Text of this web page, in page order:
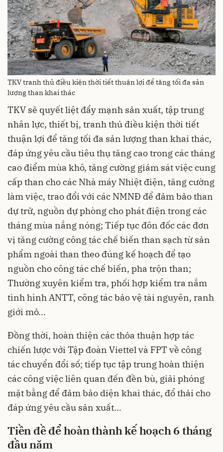
TKV tranh thủ điều kiện thời tiết thuận lợi để tăng tối đa sản
lượng than khai thác
TKV sẽ quyết liệt đẩy mạnh sản xuất, tập trung
nhân lực, thiết bị, tranh thủ điều kiện thời tiết
thuận lợi để tăng tối đa sản lượng than khai thác,
đáp ứng yêu cầu tiêu thụ tăng cao trong các tháng
cao điểm mùa khô, tăng cường giám sát việc cung
cấp than cho các Nhà máy Nhiệt điện, tăng cường
làm việc, trao đổi với các NMNĐ để đảm bảo than
dự trữ, nguồn dự phòng cho phát điện trong các
tháng mùa nắng nóng; Tiếp tục đôn đốc các đơn
vị tăng cường công tác chế biến than sạch từ sản
phẩm ngoài than theo đúng kế hoạch để tạo
nguồn cho công tác chế biến, pha trộn than;
Thường xuyên kiểm tra, phối hợp kiểm tra nắm
tình hình ANTT, công tác bảo vệ tài nguyên, ranh
giới mỏ...
Đồng thời, hoàn thiện các thỏa thuận hợp tác
chiến lược với Tập đoàn Viettel và FPT về công
tác chuyển đổi số; tiếp tục tập trung hoàn thiện
các công việc liên quan đến đền bù, giải phóng
mặt bằng để đảm bảo diện khai thác, đổ thải cho
đáp ứng yêu cầu sản xuất...
Tiền đề để hoàn thành kế hoạch 6 tháng
đầu năm